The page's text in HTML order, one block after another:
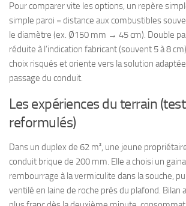
Pour comparer vite les options, un repère
simple paroi = distance aux combustibles
le diamètre (ex. Ø150 mm → 45 cm). Double
réduite à l’indication fabricant (souvent 5 à 8
choix risqués et oriente vers la solution
passage du conduit.
Les expériences du terrain
reformulés)
Dans un duplex de 62 m², une jeune
conduit brique de 200 mm. Elle a choisi un
rembourrage à la vermiculite dans la souche,
ventilé en laine de roche près du plafond. Bilan